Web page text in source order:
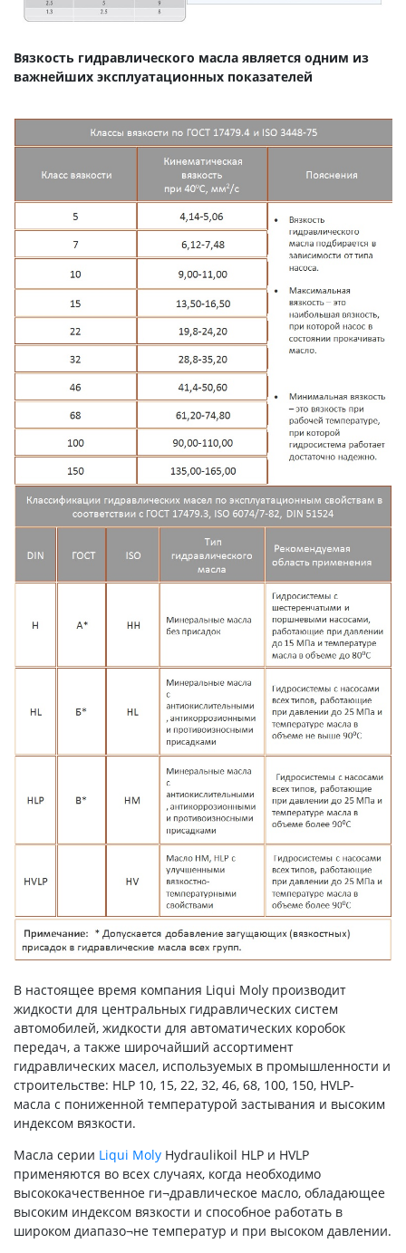
Вязкость гидравлического масла является одним из
важнейших эксплуатационных показателей
В настоящее время компания Liqui Moly производит
жидкости для центральных гидравлических систем
автомобилей, жидкости для автоматических коробок
передач, а также широчайший ассортимент
гидравлических масел, используемых в промышленности и
строительстве: HLP 10, 15, 22, 32, 46, 68, 100, 150, HVLP-
масла с пониженной температурой застывания и высоким
индексом вязкости.
Масла серии Liqui Moly Hydraulikoil HLP и HVLP
применяются во всех случаях, когда необходимо
высококачественное ги¬дравлическое масло, обладающее
высоким индексом вязкости и способное работать в
широком диапазо¬не температур и при высоком давлении.